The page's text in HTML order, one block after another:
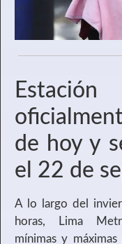
de hoy y
el 22 de
A lo largo del
horas, Lima
mínimas y